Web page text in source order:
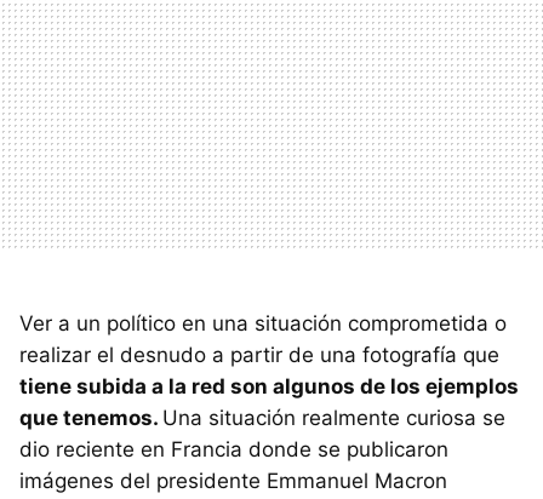
Ver a un político en una situación comprometida o
realizar el desnudo a partir de una fotografía que
tiene subida a la red son algunos de los ejemplos
que tenemos. Una situación realmente curiosa se
dio reciente en Francia donde se publicaron
imágenes del presidente Emmanuel Macron